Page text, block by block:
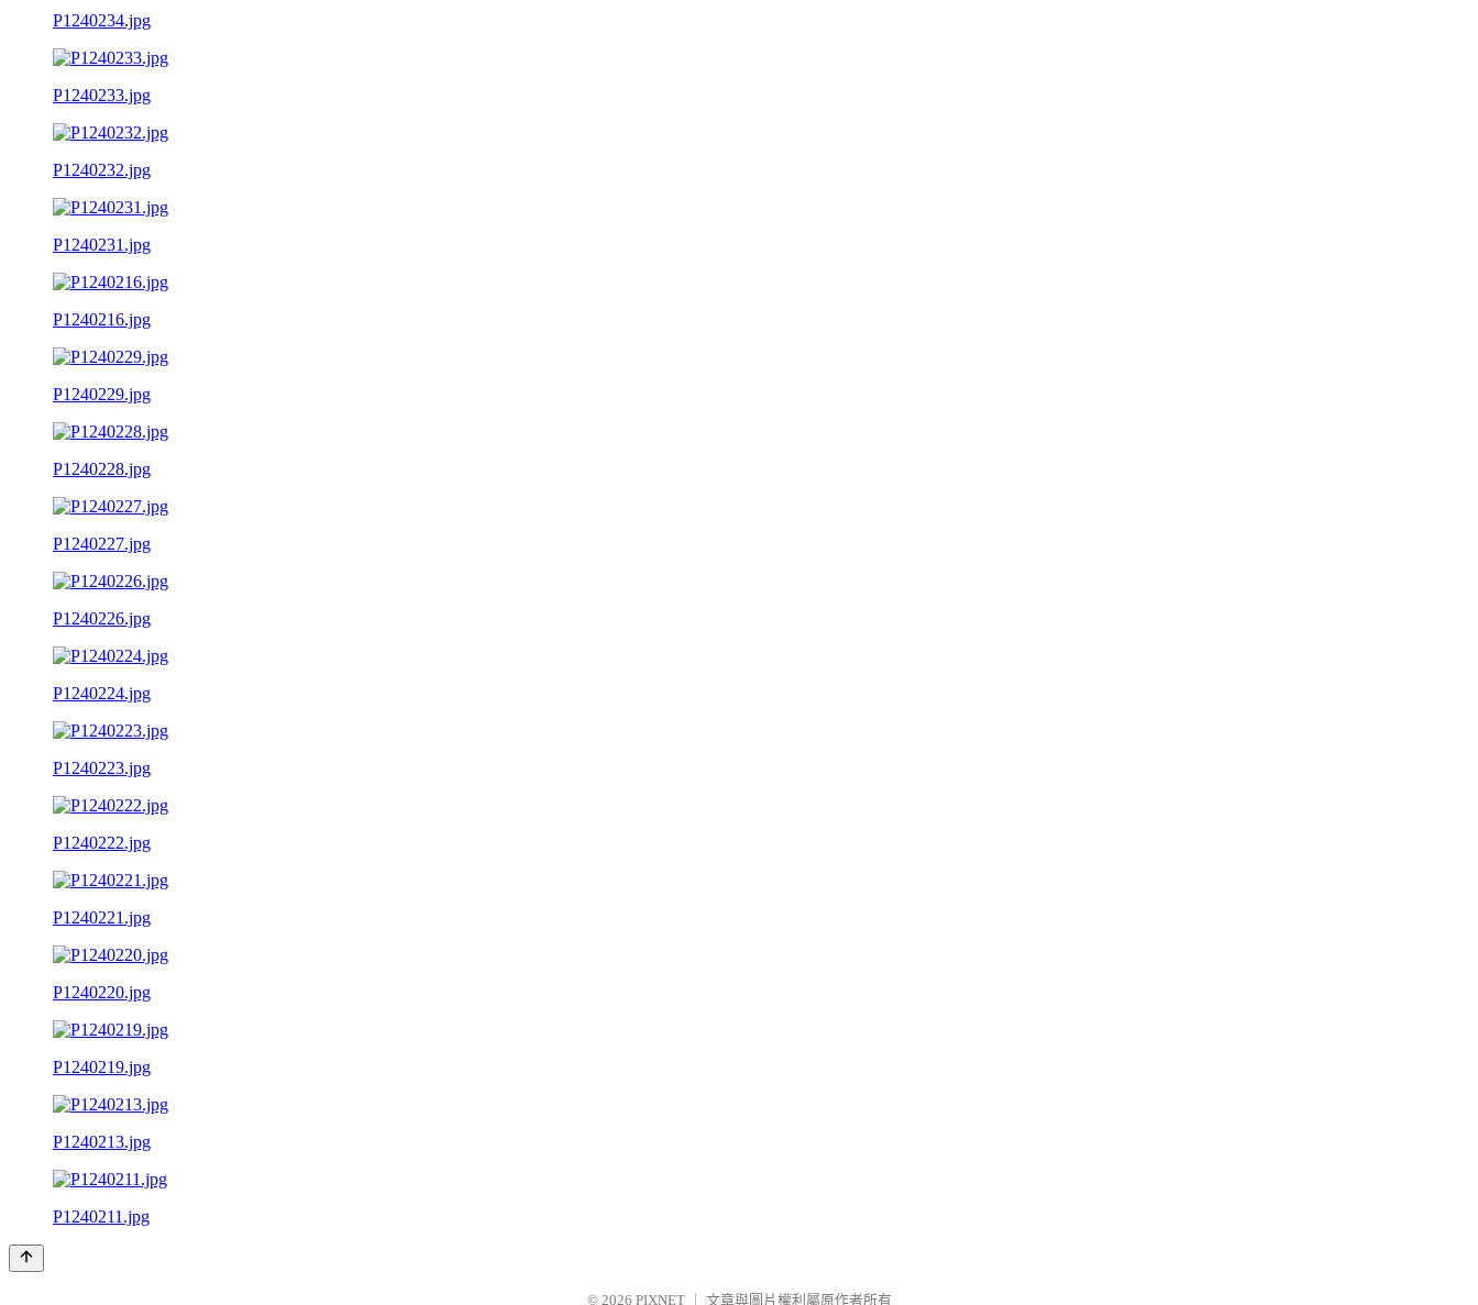
P1240234.jpg
P1240233.jpg
P1240232.jpg
P1240231.jpg
P1240216.jpg
P1240229.jpg
P1240228.jpg
P1240227.jpg
P1240226.jpg
P1240224.jpg
P1240223.jpg
P1240222.jpg
P1240221.jpg
P1240220.jpg
P1240219.jpg
P1240213.jpg
P1240211.jpg
© 2026 PIXNET 文章與圖片權利屬原作者所有